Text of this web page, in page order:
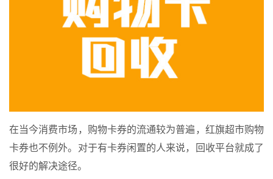
在当今消费市场，购物卡券的流通较为普遍，红旗超市购物
卡券也不例外。对于有卡券闲置的人来说，回收平台就成了
很好的解决途径。